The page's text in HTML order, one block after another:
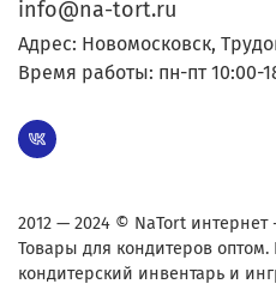
info@na-tort.ru
Адрес: Новомосковск,
Время работы: пн-пт 10:00-
2012 — 2024 © NaTort интернет
Товары для кондитеров
кондитерский инвентарь и